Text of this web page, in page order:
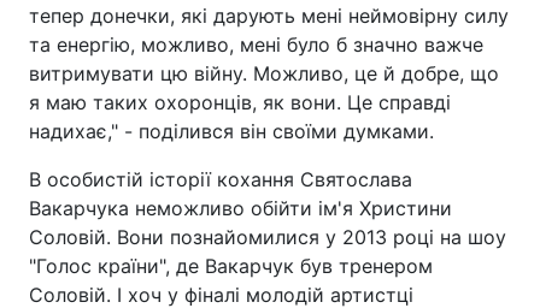
тепер донечки, які дарують мені неймовірну силу
та енергію, можливо, мені було б значно важче
витримувати цю війну. Можливо, це й добре, що
я маю таких охоронців, як вони. Це справді
надихає," - поділився він своїми думками.
В особистій історії кохання Святослава
Вакарчука неможливо обійти ім'я Христини
Соловій. Вони познайомилися у 2013 році на шоу
"Голос країни", де Вакарчук був тренером
Соловій. І хоч у фіналі молодій артистці